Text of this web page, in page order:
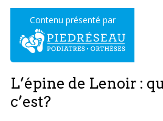
Contenu présenté par
L’épine de Lenoir :
c’est?